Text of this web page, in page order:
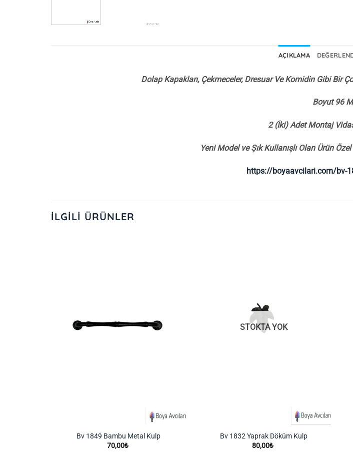
AÇIKLAMA
Dolap Kapakları, Çekmeceler, Dresuar Ve Komidin Gibi Bir
Boyut 96
2 (İki) Adet Montaj
Yeni Model ve Şık Kullanışlı Olan Ürün
https://boyaavcilari.com/bv-
İLGILI ÜRÜNLER
Bv 1849 Bambu Metal Kulp
70,00₺
STOKTA YOK
Bv 1832 Yaprak Döküm Kulp
80,00₺